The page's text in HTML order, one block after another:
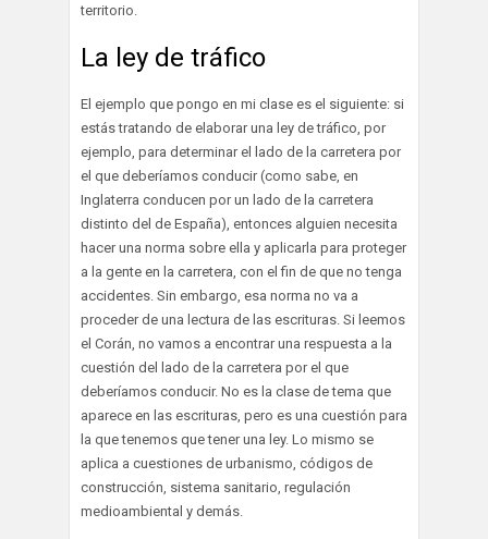
territorio.
La ley de tráfico
El ejemplo que pongo en mi clase es el siguiente: si
estás tratando de elaborar una ley de tráfico, por
ejemplo, para determinar el lado de la carretera por
el que deberíamos conducir (como sabe, en
Inglaterra conducen por un lado de la carretera
distinto del de España), entonces alguien necesita
hacer una norma sobre ella y aplicarla para proteger
a la gente en la carretera, con el fin de que no tenga
accidentes. Sin embargo, esa norma no va a
proceder de una lectura de las escrituras. Si leemos
el Corán, no vamos a encontrar una respuesta a la
cuestión del lado de la carretera por el que
deberíamos conducir. No es la clase de tema que
aparece en las escrituras, pero es una cuestión para
la que tenemos que tener una ley. Lo mismo se
aplica a cuestiones de urbanismo, códigos de
construcción, sistema sanitario, regulación
medioambiental y demás.